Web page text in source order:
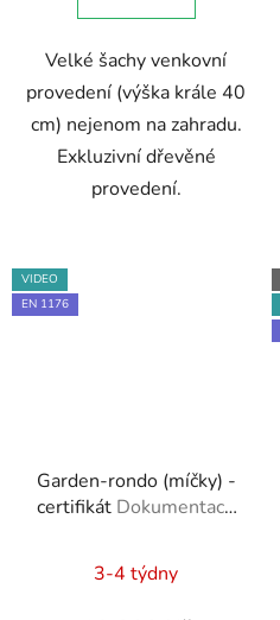
hvězdiček.
Velké šachy venkovní
provedení (výška krále 40
cm) nejenom na zahradu.
Exkluzivní dřevěné
provedení.
VIDEO
EN 1176
Garden-rondo (míčky) -
certifikát Dokumentace
zpráva, Brožura, Školení
zaměstnanců
3-4 týdny